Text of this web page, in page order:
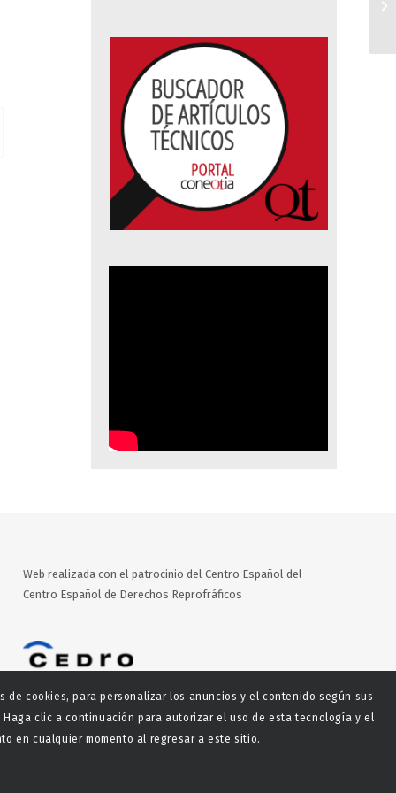
Web realizada con el patrocinio del Centro Español del
Centro Español de Derechos Reprofráficos
cookies, para personalizar los anuncios y el contenido según sus
clic a continuación para autorizar el uso de esta tecnología y el
en cualquier momento al regresar a este sitio.